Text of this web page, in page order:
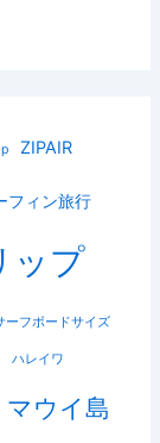
ZIPAIR
フィン旅行
ップ
ーフボードサイズ
ハレイワ
マウイ島